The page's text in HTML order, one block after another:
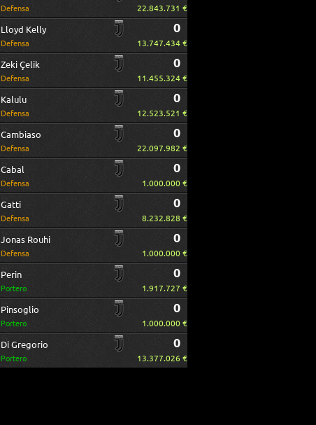
Defensa 22.843.731 €
Lloyd Kelly
Defensa
0
13.747.434 €
Zeki Çelik
Defensa
0
11.455.324 €
Kalulu
Defensa
0
12.523.521 €
Cambiaso
Defensa
0
22.097.982 €
Cabal
Defensa
0
1.000.000 €
Gatti
Defensa
0
8.232.828 €
Jonas Rouhi
Defensa
0
1.000.000 €
Perin
Portero
0
1.917.727 €
Pinsoglio
Portero
0
1.000.000 €
Di Gregorio
Portero
0
13.377.026 €